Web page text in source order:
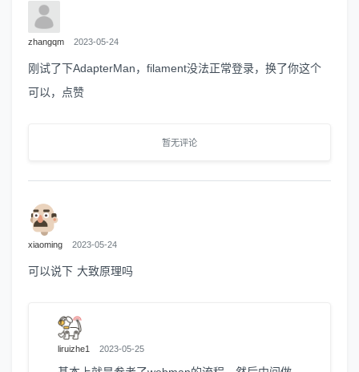
zhangqm 2023-05-24
刚试了下AdapterMan，filament没法正常登录，换了你这个
可以，点赞
暂无评论
xiaoming 2023-05-24
可以说下 大致原理吗
liruizhe1 2023-05-25